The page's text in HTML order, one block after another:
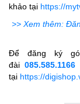
khảo tại https://
>> Xem thêm:
Để đăng ký
đài 085.585.1166
tại https://